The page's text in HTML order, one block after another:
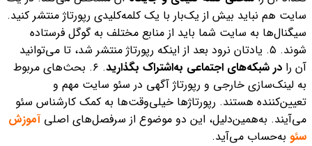
سایت هم نباید بیش از یک‌بار با یک کلمه‌‌کلیدی رپورتاژ منتشر کنید.
سیگنال‌ها به سایت شما باید از منابع مختلف به گوگل فرستاده
شوند.
۵. یادتان نرود بعد از اینکه رپورتاژ منتشر شد، تا می‌توانید
آن را در شبکه‌های اجتماعی به‌اشتراک بگذارید.
۶. بحث‌های مربوط
به لینک‌سازی خارجی و رپورتاژ آگهی در سئو سایت مهم و
تعیین‌کننده هستند. رپورتاژها خیلی‌وقت‌ها به کمک کارشناس سئو
می‌آیند. به‌همین‌دلیل، این دو موضوع از سرفصل‌های اصلی آموزش
سئو به‌حساب می‌آید.